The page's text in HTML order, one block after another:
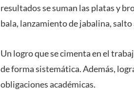
resultados se suman las platas y
bala, lanzamiento de jabalina,
Un logro que se cimenta en el
de forma sistemática. Además,
obligaciones académicas.